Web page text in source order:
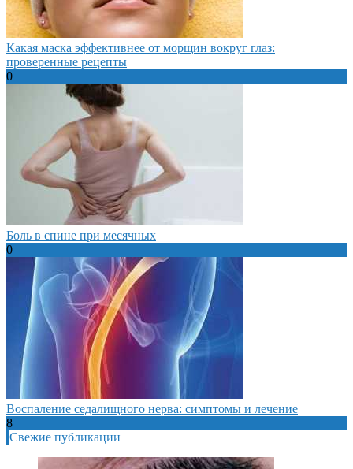
Какая маска эффективнее от морщин вокруг глаз:
проверенные рецепты
0
Боль в спине при месячных
0
Воспаление седалищного нерва: симптомы и лечение
8
Свежие публикации